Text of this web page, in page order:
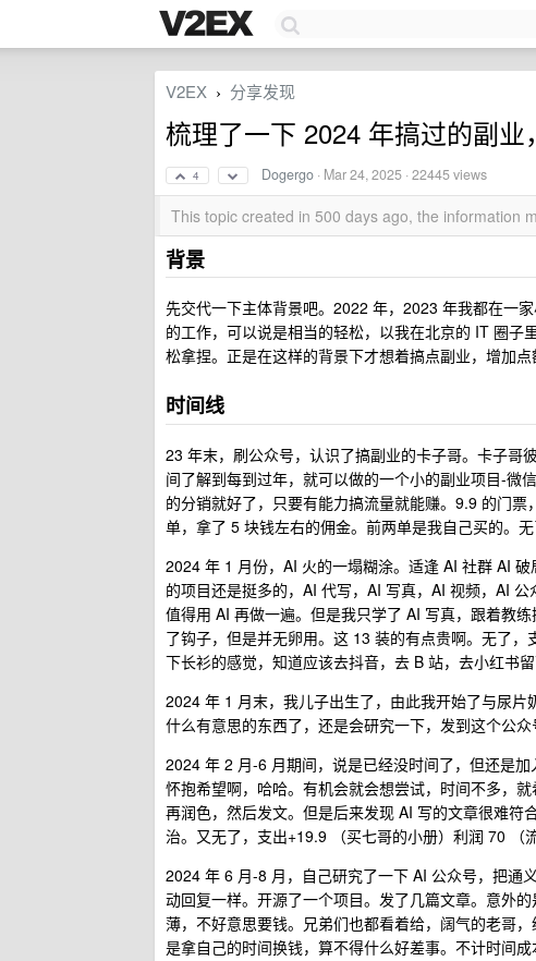
V2EX › 分享发现
梳理了一下 2024 年搞过的副
4 Dogergo · Mar 24, 2025 · 22445 views
This topic created in 500 days ago, the information
背景
先交代一下主体背景吧。2022 年，2023 年我都在一
的工作，可以说是相当的轻松，以我在北京的 IT 圈
松拿捏。正是在这样的背景下才想着搞点副业，增加
时间线
23 年末，刷公众号，认识了搞副业的卡子哥。卡子哥
间了解到每到过年，就可以做的一个小的副业项目-微
的分销就好了，只要有能力搞流量就能赚。9.9 的门
单，拿了 5 块钱左右的佣金。前两单是我自己买的。
2024 年 1 月份，AI 火的一塌糊涂。适逢 AI 社群 AI
的项目还是挺多的，AI 代写，AI 写真，AI 视频，AI
值得用 AI 再做一遍。但是我只学了 AI 写真，跟着教
了钩子，但是并无卵用。这 13 装的有点贵啊。无了
下长衫的感觉，知道应该去抖音，去 B 站，去小红书
2024 年 1 月末，我儿子出生了，由此我开始了与尿
什么有意思的东西了，还是会研究一下，发到这个公
2024 年 2 月-6 月期间，说是已经没时间了，但还是
怀抱希望啊，哈哈。有机会就会想尝试，时间不多，
再润色，然后发文。但是后来发现 AI 写的文章很难
治。又无了，支出+19.9 （买七哥的小册）利润 70 （
2024 年 6 月-8 月，自己研究了一下 AI 公众号，把通
动回复一样。开源了一个项目。发了几篇文章。意外
薄，不好意思要钱。兄弟们也都看着给，阔气的老哥
是拿自己的时间换钱，算不得什么好差事。不计时间